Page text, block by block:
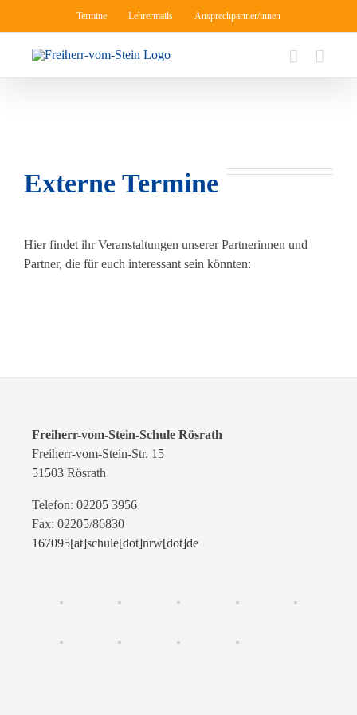
springen
Termine Lehrermails Ansprechpartner/innen
Externe Termine
Hier findet ihr Veranstaltungen unserer Partnerinnen und
Partner, die für euch interessant sein könnten:
Freiherr-vom-Stein-Schule Rösrath
Freiherr-vom-Stein-Str. 15
51503 Rösrath
Telefon: 02205 3956
Fax: 02205/86830
167095[at]schule[dot]nrw[dot]de